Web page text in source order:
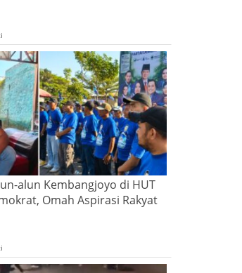
alun Kembangjoyo di HUT
Omah Aspirasi Rakyat